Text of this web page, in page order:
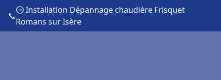
📞
🕒 Installation Dépannage chaudière Frisquet
Romans sur Isère